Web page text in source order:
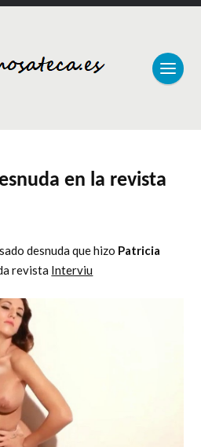
en la revista
desnuda que hizo Patricia
revista Interviu